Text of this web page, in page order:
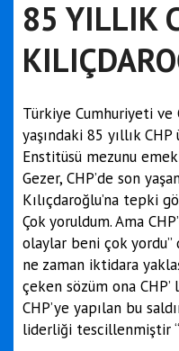
85 YILLIK
Türkiye Cumhuriyeti ve
yaşındaki 85 yıllık
Enstitüsü mezunu
Gezer, CHP’de son
Kılıçdaroğlu’na tepki
Çok yoruldum. Ama
olaylar beni çok yordu”
ne zaman iktidara
çeken sözüm ona
CHP’ye yapılan bu
liderliği tescillenmiştir